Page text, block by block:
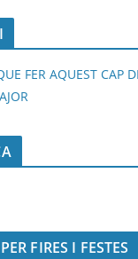
FIRES I FESTES